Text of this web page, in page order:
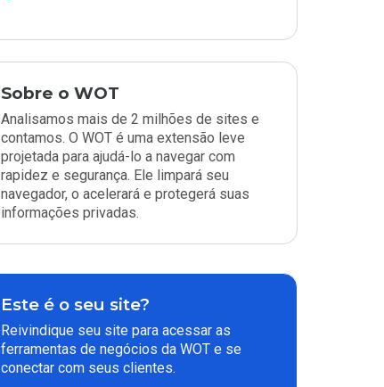
Sobre o WOT
Analisamos mais de 2 milhões de sites e
contamos. O WOT é uma extensão leve
projetada para ajudá-lo a navegar com
rapidez e segurança. Ele limpará seu
navegador, o acelerará e protegerá suas
informações privadas.
Este é o seu site?
Reivindique seu site para acessar as
ferramentas de negócios da WOT e se
conectar com seus clientes.